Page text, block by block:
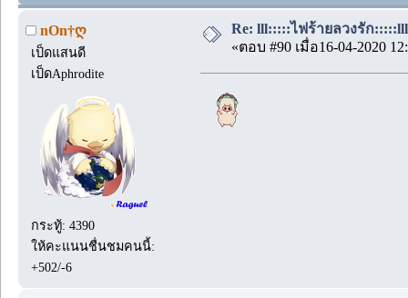
nOn†ღ
เป็ดแสนดี
เป็ดAphrodite
กระทู้: 4390
ให้คะแนนชื่นชมคนนี้:
+502/-6
Re: lll:::::ไฟร้ายลวงรัก
«ตอบ #90 เมื่อ16-04-2020